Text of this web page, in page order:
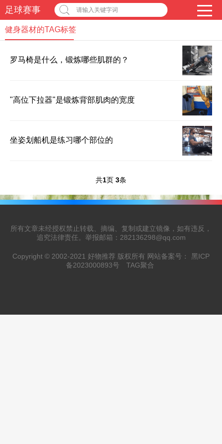
足球赛事 请输入关键字词
健身器材的TAG标签
罗马椅是什么，锻炼哪些肌群的？
"高位下拉器"是锻炼背部肌肉的宽度
坐姿划船机是练习哪个部位的
共1页 3条
所有文章未经授权禁止转载、摘编、复制或建立镜像，如有违反，
追究法律责任。举报邮箱：282136298@qq.com
Copyright © 2002-2021 好物推荐 版权所有 网站备案号：
黑ICP
备2023000893号
TAG聚合